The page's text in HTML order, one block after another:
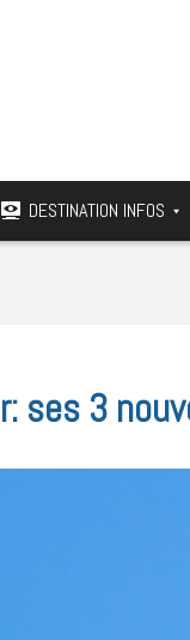
DESTINATION INFOS
ses 3